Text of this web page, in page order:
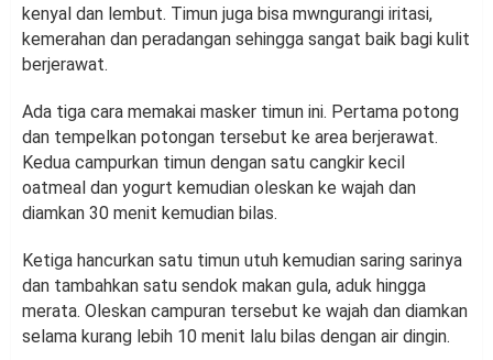
kenyal dan lembut. Timun juga bisa mwngurangi iritasi,
kemerahan dan peradangan sehingga sangat baik bagi kulit
berjerawat.
Ada tiga cara memakai masker timun ini. Pertama potong
dan tempelkan potongan tersebut ke area berjerawat.
Kedua campurkan timun dengan satu cangkir kecil
oatmeal dan yogurt kemudian oleskan ke wajah dan
diamkan 30 menit kemudian bilas.
Ketiga hancurkan satu timun utuh kemudian saring sarinya
dan tambahkan satu sendok makan gula, aduk hingga
merata. Oleskan campuran tersebut ke wajah dan diamkan
selama kurang lebih 10 menit lalu bilas dengan air dingin.